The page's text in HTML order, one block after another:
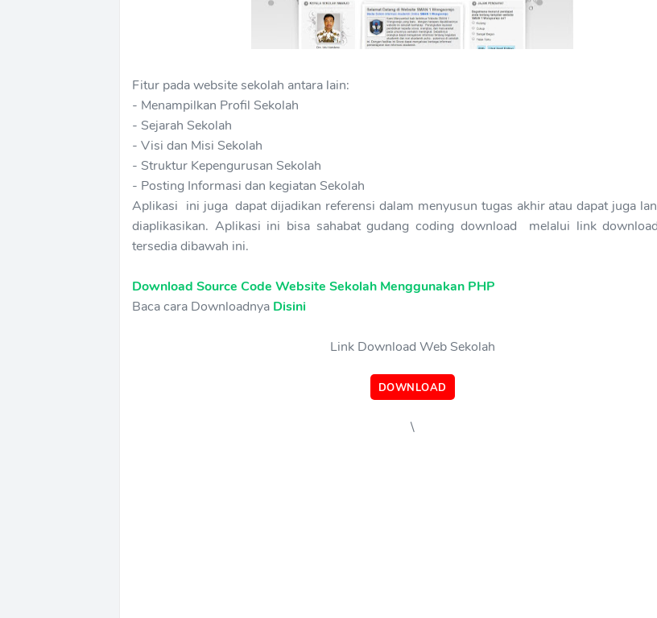
Fitur pada website sekolah antara lain:
- Menampilkan Profil Sekolah
- Sejarah Sekolah
- Visi dan Misi Sekolah
- Struktur Kepengurusan Sekolah
- Posting Informasi dan kegiatan Sekolah
Aplikasi ini juga dapat dijadikan referensi dalam menyusun tugas akhir atau dapat juga
diaplikasikan. Aplikasi ini bisa sahabat gudang coding download melalui link
tersedia dibawah ini.
Download Source Code Website Sekolah Menggunakan PHP
Baca cara Downloadnya Disini
Link Download Web Sekolah
DOWNLOAD
\